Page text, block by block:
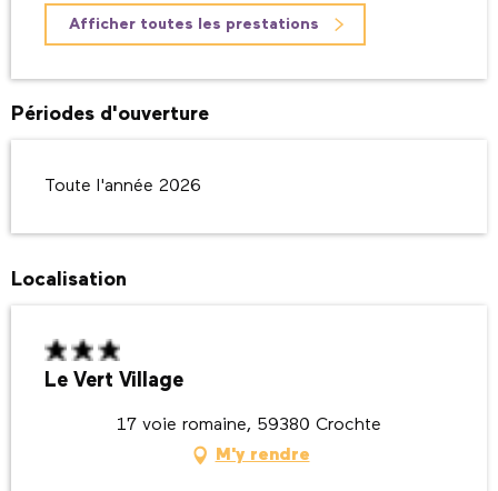
Afficher toutes les prestations
Périodes d'ouverture
Toute l'année 2026
Localisation
Le Vert Village
17 voie romaine, 59380 Crochte
M'y rendre